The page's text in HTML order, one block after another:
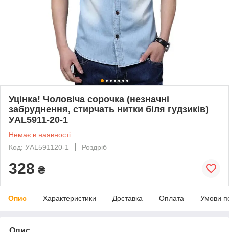
Уцінка! Чоловіча сорочка (незначні
забруднення, стирчать нитки біля гудзиків)
УAL5911-20-1
Немає в наявності
Код: УAL591120-1
Роздріб
328 ₴
Опис Характеристики Доставка Оплата Умови